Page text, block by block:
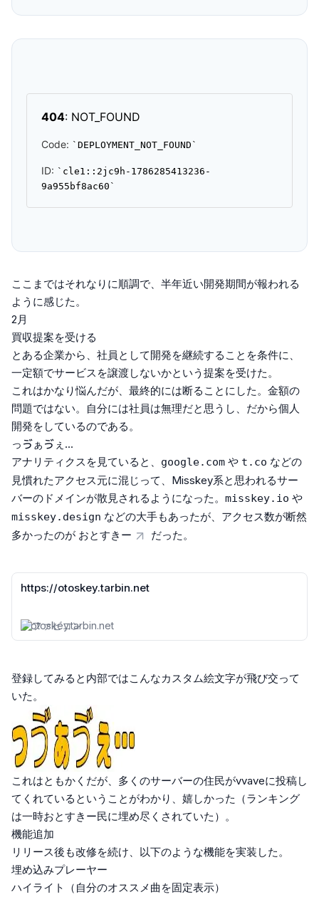
ここまではそれなりに順調で、半年近い開発期間が報われる
ように感じた。
2月
買収提案を受ける
とある企業から、社員として開発を継続することを条件に、
一定額でサービスを譲渡しないかという提案を受けた。
これはかなり悩んだが、最終的には断ることにした。金額の
問題ではない。自分には社員は無理だと思うし、だから個人
開発をしているのである。
っゔぁゔぇ...
アナリティクスを見ていると、 google.com や t.co などの
見慣れたアクセス元に混じって、Misskey系と思われるサー
バーのドメインが散見されるようになった。 misskey.io や
misskey.design などの大手もあったが、アクセス数が断然
多かったのが おとすきー だった。
https://otoskey.tarbin.net
otoskey.tarbin.net
登録してみると内部ではこんなカスタム絵文字が飛び交って
いた。
これはともかくだが、多くのサーバーの住民がvvaveに投稿し
てくれているということがわかり、嬉しかった（ランキング
は一時おとすきー民に埋め尽くされていた）。
機能追加
リリース後も改修を続け、以下のような機能を実装した。
埋め込みプレーヤー
ハイライト（自分のオススメ曲を固定表示）